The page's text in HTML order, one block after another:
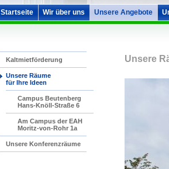
Startseite Wir über uns Unsere Angebote
Kaltmietförderung
Unsere Räume
für Ihre Ideen
Campus Beutenberg
Hans-Knöll-Straße 6
Am Campus der EAH
Moritz-von-Rohr 1a
Unsere Konferenzräume
Unsere